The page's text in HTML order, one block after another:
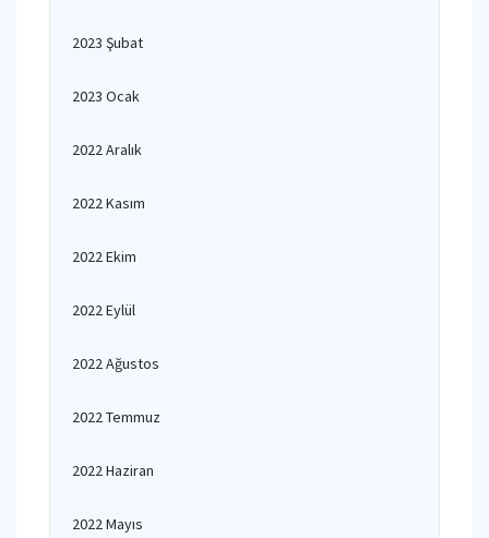
2023 Şubat
2023 Ocak
2022 Aralık
2022 Kasım
2022 Ekim
2022 Eylül
2022 Ağustos
2022 Temmuz
2022 Haziran
2022 Mayıs